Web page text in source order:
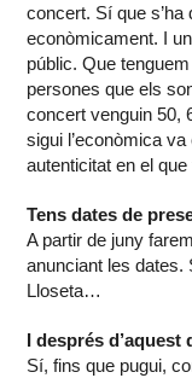
concert. Sí que s’ha
econòmicament. I
públic. Que
persones que els
concert venguin 50,
sigui l’econòmica
autenticitat en el que
Tens dates de
A partir de juny
anunciant les dates.
Lloseta…
I després d’aquest
Sí, fins que pugui,